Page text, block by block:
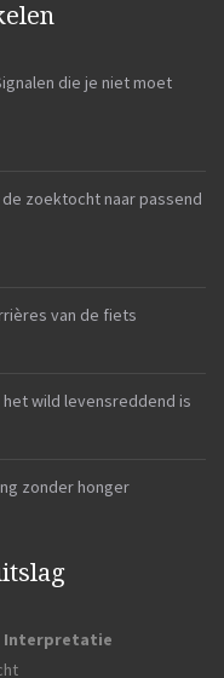
die je niet moet
zoektocht naar passend
van de fiets
wild levensreddend is
zonder honger
Interpretatie